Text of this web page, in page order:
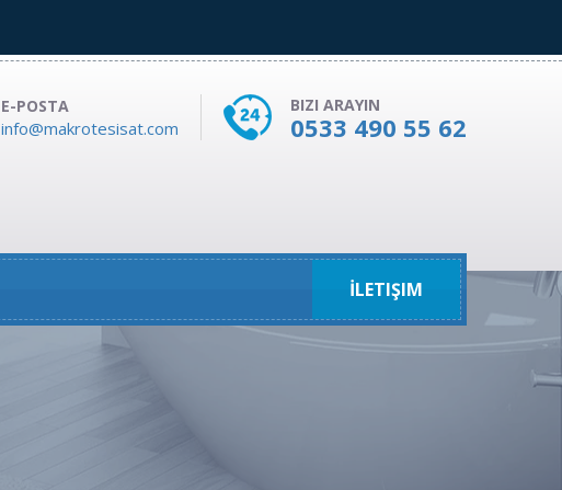
E-POSTA
info@makrotesisat.com
BIZI ARAYIN
0533 490 55 62
İLETIŞIM